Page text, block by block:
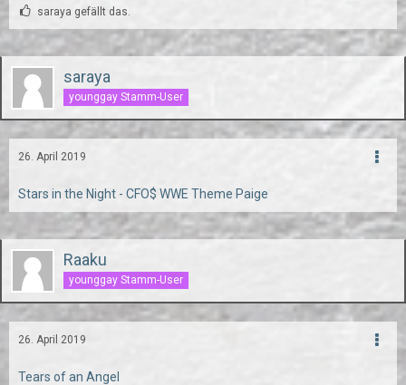
saraya gefällt das.
saraya
younggay Stamm-User
26. April 2019
Stars in the Night - CFO$ WWE Theme Paige
Raaku
younggay Stamm-User
26. April 2019
Tears of an Angel